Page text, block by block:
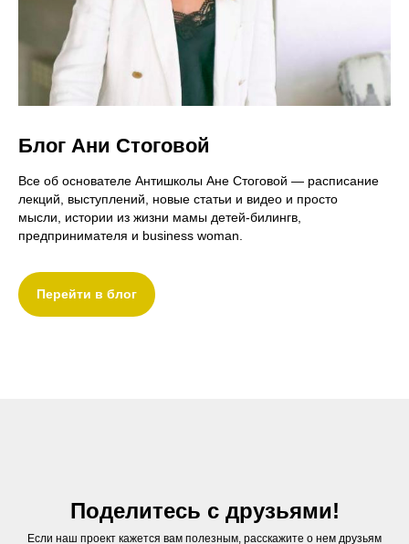
Блог Ани Стоговой
Все об основателе Антишколы Ане Стоговой — расписание
лекций, выступлений, новые статьи и видео и просто
мысли, истории из жизни мамы детей-билингв,
предпринимателя и business woman.
Перейти в блог
Поделитесь с друзьями!
Если наш проект кажется вам полезным, расскажите о нем друзьям